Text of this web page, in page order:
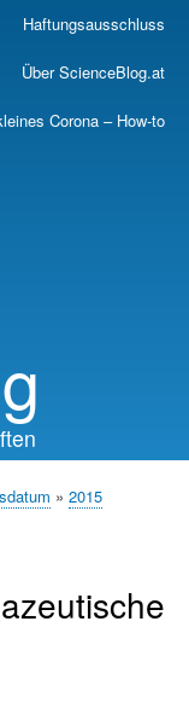
Haftungsausschluss
Über ScienceBlog.at
Corona – How-to
2015